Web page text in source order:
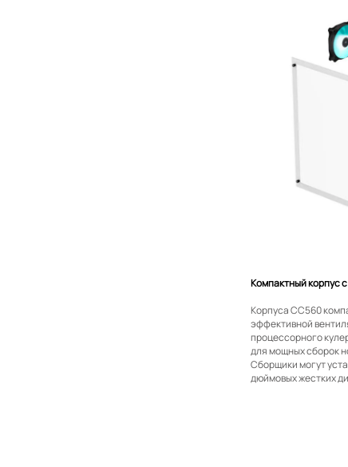
Компактный корпус
Корпуса CC560
эффективной
процессорного
для мощных сборок
Сборщики могут
дюймовых жестких